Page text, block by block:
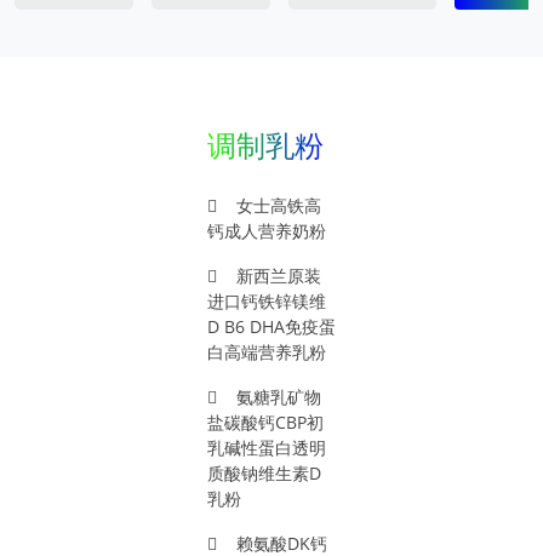
调制乳粉
女士高铁高
钙成人营养奶粉
新西兰原装
进口钙铁锌镁维
D B6 DHA免疫蛋
白高端营养乳粉
氨糖乳矿物
盐碳酸钙CBP初
乳碱性蛋白透明
质酸钠维生素D
乳粉
赖氨酸DK钙